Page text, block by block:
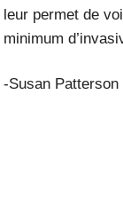
leur permet de
minimum
-Susan Patterson